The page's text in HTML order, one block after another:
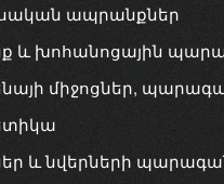
ապրանքներ
և խոհանոցային
միջոցներ,
և նվերների